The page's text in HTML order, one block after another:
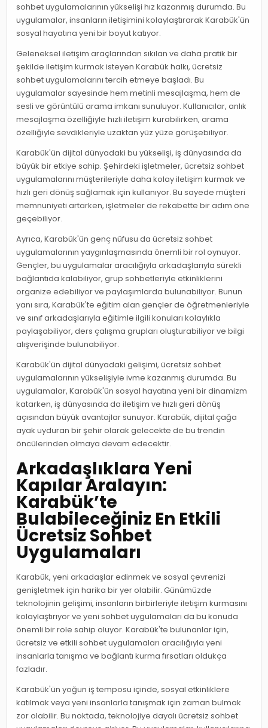
sohbet uygulamalarının yükselişi hız kazanmış durumda. Bu
uygulamalar, insanların iletişimini kolaylaştırarak Karabük'ün
sosyal hayatına yeni bir boyut katıyor.
Geleneksel iletişim araçlarından sıkılan ve daha pratik bir
şekilde iletişim kurmak isteyen Karabük halkı, ücretsiz
sohbet uygulamalarını tercih etmeye başladı. Bu
uygulamalar sayesinde hem metinli mesajlaşma, hem de
sesli ve görüntülü arama imkanı sunuluyor. Kullanıcılar, anlık
mesajlaşma özelliğiyle hızlı iletişim kurabilirken, arama
özelliğiyle sevdikleriyle uzaktan yüz yüze görüşebiliyor.
Karabük'ün dijital dünyadaki bu yükselişi, iş dünyasında da
büyük bir etkiye sahip. Şehirdeki işletmeler, ücretsiz sohbet
uygulamalarını müşterileriyle daha kolay iletişim kurmak ve
hızlı geri dönüş sağlamak için kullanıyor. Bu sayede müşteri
memnuniyeti artarken, işletmeler de rekabette bir adım öne
geçebiliyor.
Ayrıca, Karabük'ün genç nüfusu da ücretsiz sohbet
uygulamalarının yaygınlaşmasında önemli bir rol oynuyor.
Gençler, bu uygulamalar aracılığıyla arkadaşlarıyla sürekli
bağlantıda kalabiliyor, grup sohbetleriyle etkinliklerini
organize edebiliyor ve paylaşımlarda bulunabiliyor. Bunun
yanı sıra, Karabük'te eğitim alan gençler de öğretmenleriyle
ve sınıf arkadaşlarıyla eğitimle ilgili konuları kolaylıkla
paylaşabiliyor, ders çalışma grupları oluşturabiliyor ve bilgi
alışverişinde bulunabiliyor.
Karabük'ün dijital dünyadaki gelişimi, ücretsiz sohbet
uygulamalarının yükselişiyle ivme kazanmış durumda. Bu
uygulamalar, Karabük'ün sosyal hayatına yeni bir dinamizm
katarken, iş dünyasında da iletişim ve hızlı geri dönüş
açısından büyük avantajlar sunuyor. Karabük, dijital çağa
ayak uyduran bir şehir olarak gelecekte de bu trendin
öncülerinden olmaya devam edecektir.
Arkadaşlıklara Yeni
Kapılar Aralayın:
Karabük’te
Bulabileceğiniz En Etkili
Ücretsiz Sohbet
Uygulamaları
Karabük, yeni arkadaşlar edinmek ve sosyal çevrenizi
genişletmek için harika bir yer olabilir. Günümüzde
teknolojinin gelişimi, insanların birbirleriyle iletişim kurmasını
kolaylaştırıyor ve yeni sohbet uygulamaları da bu konuda
önemli bir role sahip oluyor. Karabük'te bulunanlar için,
ücretsiz ve etkili sohbet uygulamaları aracılığıyla yeni
insanlarla tanışma ve bağlantı kurma fırsatları oldukça
fazladır.
Karabük'ün yoğun iş temposu içinde, sosyal etkinliklere
katılmak veya yeni insanlarla tanışmak için zaman bulmak
zor olabilir. Bu noktada, teknolojiye dayalı ücretsiz sohbet